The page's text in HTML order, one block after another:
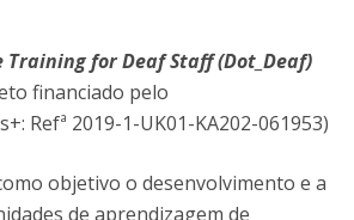
for Deaf Staff (Dot_Deaf)
financiado pelo
Refª 2019-1-UK01-KA202-061953)
objetivo o desenvolvimento e a
de aprendizagem de